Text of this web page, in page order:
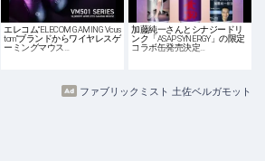
エレコム“ELECOM GAMING Vcus
tom”ブランドからワイヤレスゲ
ーミングマウス…
加藤純一さんとシナジードリ
ンク「ASAP SYNERGY」の限定
コラボ缶発売決定…
ファブリックミスト 土佐ベルガモット